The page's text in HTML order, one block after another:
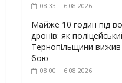
08:33 | 6.08.2026
Майже 10 годин під
дронів: як
Тернопільщини вижив
бою
08:00 | 6.08.2026